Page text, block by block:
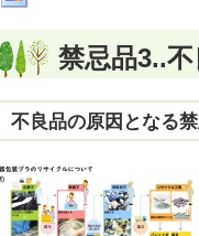
禁忌品3..
不良品の原因となる